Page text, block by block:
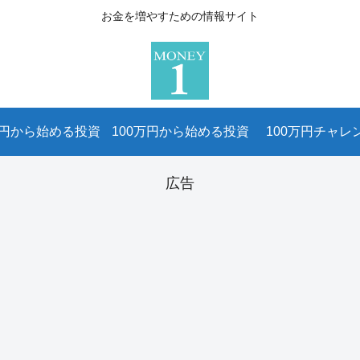
お金を増やすための情報サイト
から始める投資 100万円から始める投資 100万円チャレ
広告